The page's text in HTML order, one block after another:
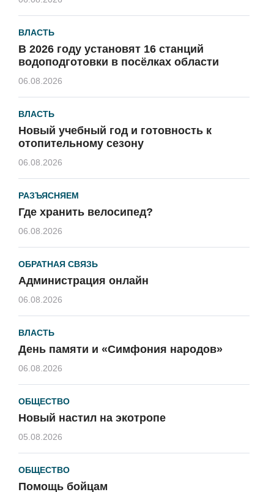
ВЛАСТЬ
В 2026 году установят 16 станций
водоподготовки в посёлках области
06.08.2026
ВЛАСТЬ
Новый учебный год и готовность к
отопительному сезону
06.08.2026
РАЗЪЯСНЯЕМ
Где хранить велосипед?
06.08.2026
ОБРАТНАЯ СВЯЗЬ
Администрация онлайн
06.08.2026
ВЛАСТЬ
День памяти и «Симфония народов»
06.08.2026
ОБЩЕСТВО
Новый настил на экотропе
05.08.2026
ОБЩЕСТВО
Помощь бойцам